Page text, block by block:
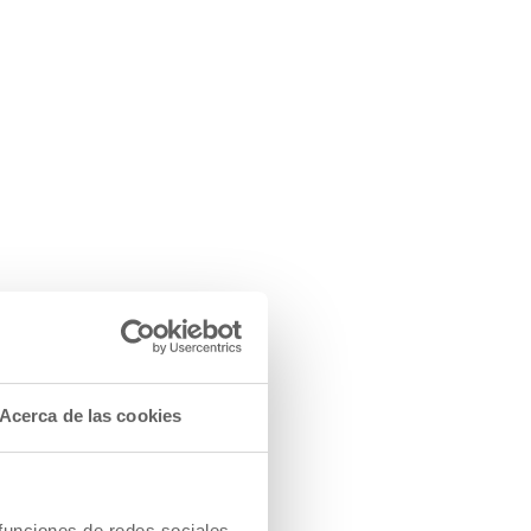
Acerca de las cookies
de